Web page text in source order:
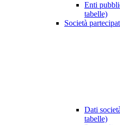
Enti
tabelle)
Società
Dati
tabelle)